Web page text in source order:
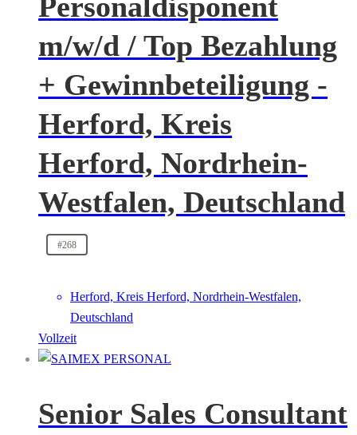
m/w/d / Top Bezahlung
+ Gewinnbeteiligung -
Herford, Kreis
Herford, Nordrhein-
Westfalen, Deutschland
#268
Herford, Kreis Herford, Nordrhein-Westfalen,
Deutschland
Vollzeit
Senior Sales Consultant